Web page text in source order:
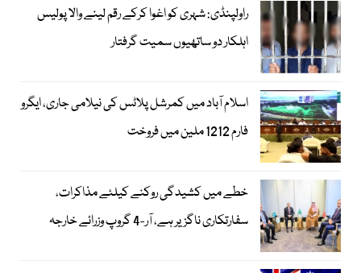
راولپنڈی: شہری کو اغوا کرکے رقم لینے والا پولیس
اہلکار دو ساتھیوں سمیت گرفتار
اسلام آباد میں کمرشل پلاٹس کی نیلامی جاری، ایگرو
فارم 1212 ملین میں فروخت
خطے میں کشیدگی روکنے کیلئے مذاکرات،
سفارتکاری ناگزیر ہے، آر-4 گروپ وزرائے خارجہ